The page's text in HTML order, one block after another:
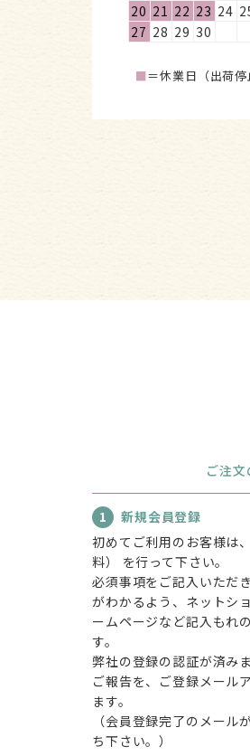
20 21 22 23 24
27 28 29 30
■＝休業日（出荷停
ご注
1
新規会員登録
初めてご利用のお客様は
料） を行って下さい。
必須事項をご記入いただ
がわかるよう、ネットシ
ームページなど記入もれ
す。
弊社の登録の認証が済み
ご報告を、ご登録メール
ます。
（会員登録完了のメール
ち下さい。）